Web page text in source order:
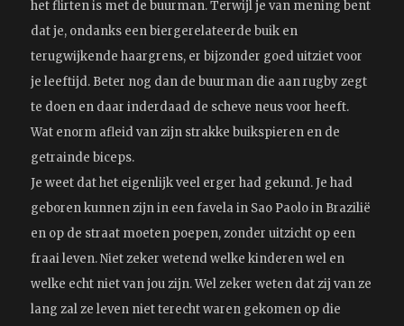
het flirten is met de buurman. Terwijl je van mening bent
dat je, ondanks een biergerelateerde buik en
terugwijkende haargrens, er bijzonder goed uitziet voor
je leeftijd. Beter nog dan de buurman die aan rugby zegt
te doen en daar inderdaad de scheve neus voor heeft.
Wat enorm afleid van zijn strakke buikspieren en de
getrainde biceps.
Je weet dat het eigenlijk veel erger had gekund. Je had
geboren kunnen zijn in een favela in Sao Paolo in Brazilië
en op de straat moeten poepen, zonder uitzicht op een
fraai leven. Niet zeker wetend welke kinderen wel en
welke echt niet van jou zijn. Wel zeker weten dat zij van ze
lang zal ze leven niet terecht waren gekomen op die